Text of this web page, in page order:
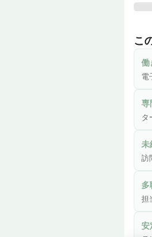
の
組
主
応
と
＿
前
認
こ
働
電
専
タ
未
訪
担
安